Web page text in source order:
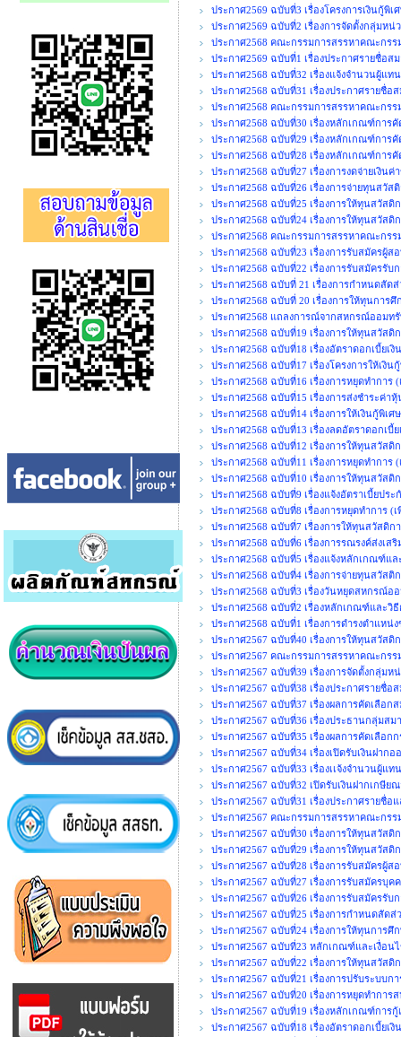
ประกาศ2569 ฉบับที่3 เรื่องโครงการเงินกู้พิ
ประกาศ2569 ฉบับที่2 เรื่องการจัดตั้งกลุ่มหน่
ประกาศ2568 คณะกรรมการสรรหาคณะกรร
ประกาศ2569 ฉบับที่1 เรื่องประกาศรายชื่อ
ประกาศ2568 ฉบับที่32 เรื่องแจ้งจำนวนผู้แท
ประกาศ2568 ฉบับที่31 เรื่องประกาศรายชื่
ประกาศ2568 คณะกรรมการสรรหาคณะกรร
ประกาศ2568 ฉบับที่30 เรื่องหลักเกณฑ์การ
ประกาศ2568 ฉบับที่29 เรื่องหลักเกณฑ์การคั
ประกาศ2568 ฉบับที่28 เรื่องหลักเกณฑ์การ
ประกาศ2568 ฉบับที่27 เรื่องการงดจ่ายเงิน
ประกาศ2568 ฉบับที่26 เรื่องการจ่ายทุนสวัส
ประกาศ2568 ฉบับที่25 เรื่องการให้ทุนสวัส
ประกาศ2568 ฉบับที่24 เรื่องการให้ทุนสวัสดิ
ประกาศ2568 คณะกรรมการสรรหาคณะกรร
ประกาศ2568 ฉบับที่23 เรื่องการรับสมัครผู้ส
ประกาศ2568 ฉบับที่22 เรื่องการรับสมัครรับ
ประกาศ2568 ฉบับที่ 21 เรื่องการกำหนดสัด
ประกาศ2568 ฉบับที่ 20 เรื่องการให้ทุนการ
ประกาศ2568 แถลงการณ์จากสหกรณ์ออม
ประกาศ2568 ฉบับที่19 เรื่องการให้ทุนสวัสดิ
ประกาศ2568 ฉบับที่18 เรื่องอัตราดอกเบี้ยเ
ประกาศ2568 ฉบับที่17 เรื่องโครงการให้เงิน
ประกาศ2568 ฉบับที่16 เรื่องการหยุดทำการ (
ประกาศ2568 ฉบับที่15 เรื่องการส่งชำระค่า
ประกาศ2568 ฉบับที่14 เรื่องการให้เงินกู้พิเ
ประกาศ2568 ฉบับที่13 เรื่องลดอัตราดอกเบี้
ประกาศ2568 ฉบับที่12 เรื่องการให้ทุนสวัสดิ
ประกาศ2568 ฉบับที่11 เรื่องการหยุดทำการ (
ประกาศ2568 ฉบับที่10 เรื่องการให้ทุนสวัสดิ
ประกาศ2568 ฉบับที่9 เรื่องแจ้งอัตราเบี้ยปร
ประกาศ2568 ฉบับที่8 เรื่องการหยุดทำการ (เ
ประกาศ2568 ฉบับที่7 เรื่องการให้ทุนสวัสดิก
ประกาศ2568 ฉบับที่6 เรื่องการรณรงค์ส่งเส
ประกาศ2568 ฉบับที่5 เรื่องแจ้งหลักเกณฑ์แ
ประกาศ2568 ฉบับที่4 เรื่องการจ่ายทุนสวัสติ
ประกาศ2568 ฉบับที่3 เรื่องวันหยุดสหกรณ์
ประกาศ2568 ฉบับที่2 เรื่องหลักเกณฑ์และวิ
ประกาศ2568 ฉบับที่1 เรื่องการดำรงตำแห
ประกาศ2567 ฉบับที่40 เรื่องการให้ทุนสวัสดิ
ประกาศ2567 คณะกรรมการสรรหาคณะกรร
ประกาศ2567 ฉบับที่39 เรื่องการจัดตั้งกลุ่มห
ประกาศ2567 ฉบับที่38 เรื่องประกาศรายชื่อ
ประกาศ2567 ฉบับที่37 เรื่องผลการคัดเลือก
ประกาศ2567 ฉบับที่36 เรื่องประธานกลุ่มสม
ประกาศ2567 ฉบับที่35 เรื่องผลการคัดเลือก
ประกาศ2567 ฉบับที่34 เรื่องเปิดรับเงินฝาก
ประกาศ2567 ฉบับที่33 เรื่องเเจ้งจำนวนผู้แ
ประกาศ2567 ฉบับที่32 เปิดรับเงินฝากเกษีย
ประกาศ2567 ฉบับที่31 เรื่องประกาศรายชื่อ
ประกาศ2567 คณะกรรมการสรรหาคณะกรร
ประกาศ2567 ฉบับที่30 เรื่องการให้ทุนสวัส
ประกาศ2567 ฉบับที่29 เรื่องการให้ทุนสวัส
ประกาศ2567 ฉบับที่28 เรื่องการรับสมัครผู้ส
ประกาศ2567 ฉบับที่27 เรื่องการรับสมัครบุ
ประกาศ2567 ฉบับที่26 เรื่องการรับสมัครรับ
ประกาศ2567 ฉบับที่25 เรื่องการกำหนดสัด
ประกาศ2567 ฉบับที่24 เรื่องการให้ทุนการศึ
ประกาศ2567 ฉบับที่23 หลักเกณฑ์และเงื่อน
ประกาศ2567 ฉบับที่22 เรื่องการให้ทุนสวัสดิ
ประกาศ2567 ฉบับที่21 เรื่องการปรับระบบ
ประกาศ2567 ฉบับที่20 เรื่องการหยุดทำการ
ประกาศ2567 ฉบับที่19 เรื่องหลักเกณฑ์การ
ประกาศ2567 ฉบับที่18 เรื่องอัตราดอกเบี้ยเ